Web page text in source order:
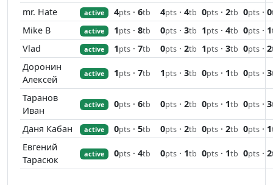
mr. Hate active 4pts · 6tb 4pts · 4tb 0pts · 2tb 0pts · 0
Mike B active 1pts · 8tb 0pts · 3tb 1pts · 4tb 0pts · 1
Vlad active 1pts · 7tb 0pts · 2tb 1pts · 3tb 0pts · 2
Доронин
Алексей
active 1pts · 7tb 1pts · 3tb 0pts · 1tb 0pts · 3
Таранов
Иван
active 0pts · 6tb 0pts · 2tb 0pts · 1tb 0pts · 3
Даня Кабан active 0pts · 5tb 0pts · 2tb 0pts · 2tb 0pts · 1
Евгений
Тарасюк
active 0pts · 4tb 0pts · 1tb 0pts · 1tb 0pts · 2